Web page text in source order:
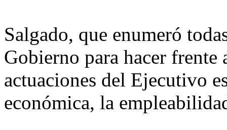
Salgado, que enumeró
Gobierno para hacer
actuaciones del Ejecutivo
económica, la